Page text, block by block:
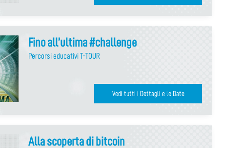
Fino all’ultima #challenge
Percorsi educativi T-TOUR
Vedi tutti i Dettagli e le Date
Alla scoperta di bitcoin